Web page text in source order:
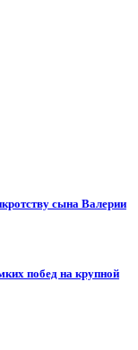
сына Валерии
побед на крупной